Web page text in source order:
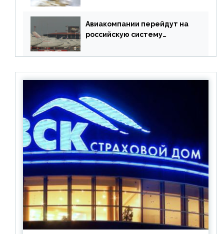
Авиакомпании перейдут на
российскую систему